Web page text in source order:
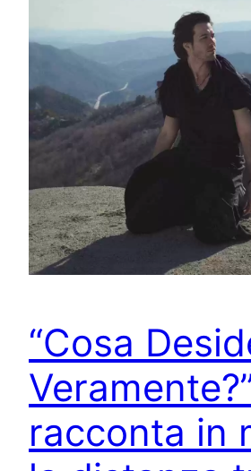
“Cosa
racconta in